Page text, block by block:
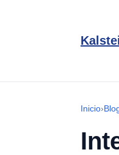
Inicio›